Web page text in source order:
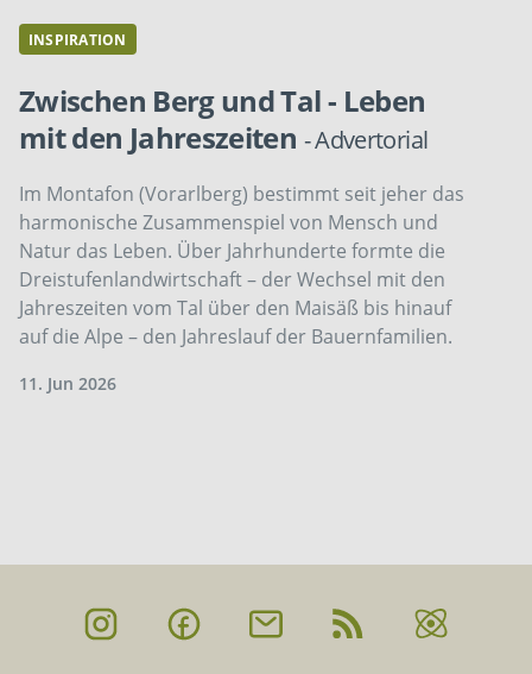
INSPIRATION
Zwischen Berg und Tal - Leben
mit den Jahreszeiten - Advertorial
Im Montafon (Vorarlberg) bestimmt seit jeher das
harmonische Zusammenspiel von Mensch und
Natur das Leben. Über Jahrhunderte formte die
Dreistufenlandwirtschaft – der Wechsel mit den
Jahreszeiten vom Tal über den Maisäß bis hinauf
auf die Alpe – den Jahreslauf der Bauernfamilien.
11. Jun 2026